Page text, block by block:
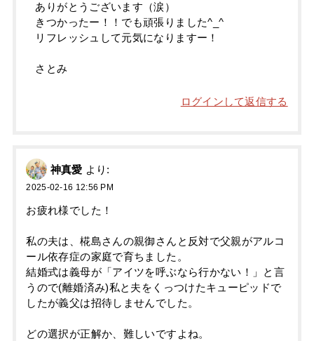
ありがとうございます（涙）
きつかったー！！でも頑張りました^_^
リフレッシュして元気になりますー！
さとみ
ログインして返信する
神真愛 より:
2025-02-16 12:56 PM
お疲れ様でした！
私の夫は、椛島さんの親御さんと反対で父親がアルコ
ール依存症の家庭で育ちました。
結婚式は義母が「アイツを呼ぶなら行かない！」と言
うので(離婚済み)私と夫をくっつけたキューピッドで
したが義父は招待しませんでした。
どの選択が正解か、難しいですよね。